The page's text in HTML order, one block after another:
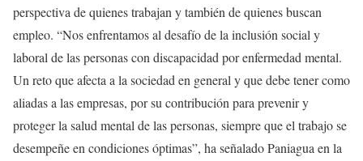
perspectiva de quienes trabajan y también de quienes buscan
empleo. “Nos enfrentamos al desafío de la inclusión social y
laboral de las personas con discapacidad por enfermedad mental.
Un reto que afecta a la sociedad en general y que debe tener como
aliadas a las empresas, por su contribución para prevenir y
proteger la salud mental de las personas, siempre que el trabajo se
desempeñe en condiciones óptimas”, ha señalado Paniagua en la